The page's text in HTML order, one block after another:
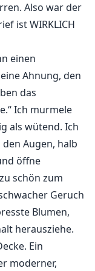
Also war der
ist WIRKLICH
einen
Ahnung, den
das
Ich murmele
als wütend. Ich
Augen, halb
öffne
schön zum
Geruch
Blumen,
herausziehe.
Ein
moderner,